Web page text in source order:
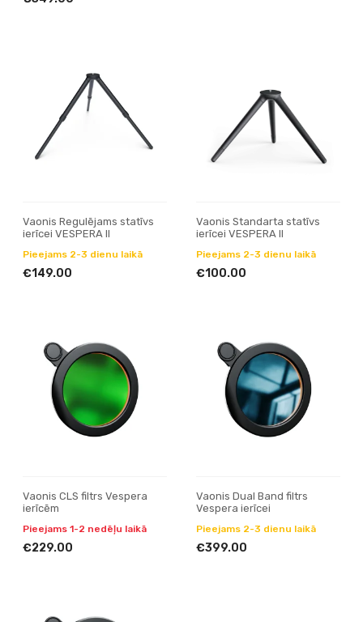
Vaonis Regulējams statīvs
ierīcei VESPERA II
Pieejams 2-3 dienu laikā
€149.00
Vaonis Standarta statīvs
ierīcei VESPERA II
Pieejams 2-3 dienu laikā
€100.00
Vaonis CLS filtrs Vespera
ierīcēm
Pieejams 1-2 nedēļu laikā
€229.00
Vaonis Dual Band filtrs
Vespera ierīcei
Pieejams 2-3 dienu laikā
€399.00